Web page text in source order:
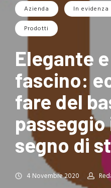
Azienda In evidenza
Prodotti
Elegante
fascino:
fare del
segno di
4 Novembre 2020